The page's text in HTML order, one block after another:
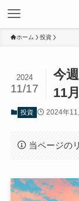
ホーム 投資
今
11
2024
11/17
投資 2024年11
当ページの